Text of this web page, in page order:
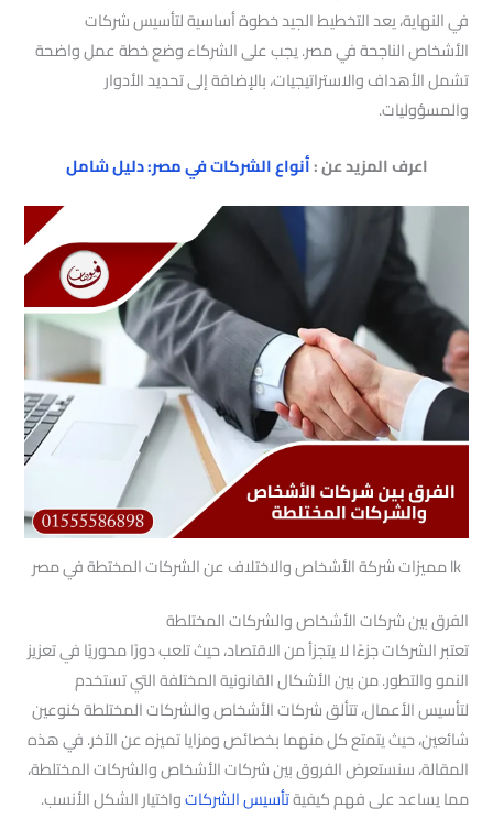
في النهاية، يعد التخطيط الجيد خطوة أساسية لتأسيس شركات
الأشخاص الناجحة في مصر. يجب على الشركاء وضع خطة عمل واضحة
تشمل الأهداف والاستراتيجيات، بالإضافة إلى تحديد الأدوار
والمسؤوليات.
اعرف المزيد عن :أنواع الشركات في مصر: دليل شامل
lk مميزات شركة الأشخاص والاختلاف عن الشركات المختطة في مصر
الفرق بين شركات الأشخاص والشركات المختلطة
تعتبر الشركات جزءًا لا يتجزأ من الاقتصاد، حيث تلعب دورًا محوريًا في تعزيز
النمو والتطور. من بين الأشكال القانونية المختلفة التي تستخدم
لتأسيس الأعمال، تتألق شركات الأشخاص والشركات المختلطة كنوعين
شائعين، حيث يتمتع كل منهما بخصائص ومزايا تميزه عن الآخر. في هذه
المقالة، سنستعرض الفروق بين شركات الأشخاص والشركات المختلطة،
مما يساعد على فهم كيفيةتأسيس الشركاتواختيار الشكل الأنسب.